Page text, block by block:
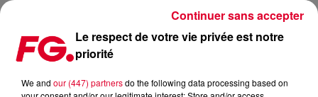
LA MUSIC STORY DE LA MATINALE FG : DISCLOSURE
Le respect de votre vie privée est notre
priorité
We and our (447) partnersdo the following data processing based on
Continuer sans accepter